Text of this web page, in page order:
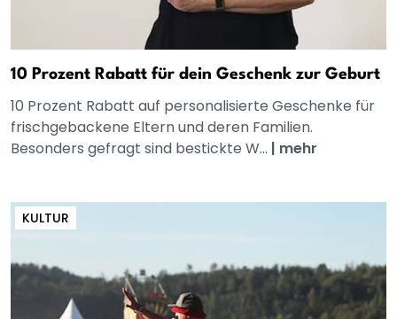
10 Prozent Rabatt für dein Geschenk zur Geburt
10 Prozent Rabatt auf personalisierte Geschenke für
frischgebackene Eltern und deren Familien.
Besonders gefragt sind bestickte W... | mehr
KULTUR